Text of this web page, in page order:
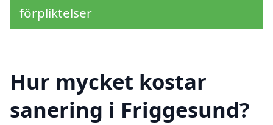
förpliktelser
Hur mycket kostar
sanering i Friggesund?